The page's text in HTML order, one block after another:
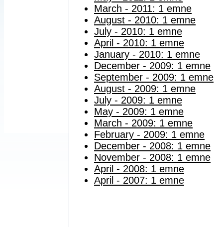
March - 2011: 1 emne
August - 2010: 1 emne
July - 2010: 1 emne
April - 2010: 1 emne
January - 2010: 1 emne
December - 2009: 1 emne
September - 2009: 1 emne
August - 2009: 1 emne
July - 2009: 1 emne
May - 2009: 1 emne
March - 2009: 1 emne
February - 2009: 1 emne
December - 2008: 1 emne
November - 2008: 1 emne
April - 2008: 1 emne
April - 2007: 1 emne